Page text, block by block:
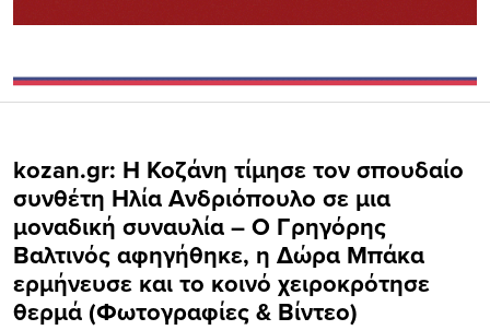
kozan.gr: Η Κοζάνη τίμησε τον σπουδαίο
συνθέτη Ηλία Ανδριόπουλο σε μια
μοναδική συναυλία – Ο Γρηγόρης
Βαλτινός αφηγήθηκε, η Δώρα Μπάκα
ερμήνευσε και το κοινό χειροκρότησε
θερμά (Φωτογραφίες & Βίντεο)